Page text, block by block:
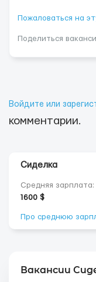
Пожаловаться на
Поделиться
Войдите или
комментарии.
Сиделка
Средняя зарплата:
1600 $
Про среднюю
Вакансии